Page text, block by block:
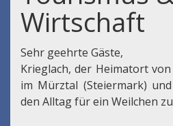
Wirtschaft
Sehr geehrte Gäste,
Krieglach, der Heimatort von
im Mürztal (Steiermark)
den Alltag für ein Weilchen